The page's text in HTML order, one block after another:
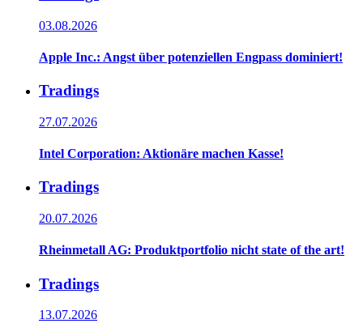
03.08.2026
Apple Inc.: Angst über potenziellen Engpass dominiert!
Tradings
27.07.2026
Intel Corporation: Aktionäre machen Kasse!
Tradings
20.07.2026
Rheinmetall AG: Produktportfolio nicht state of the art!
Tradings
13.07.2026